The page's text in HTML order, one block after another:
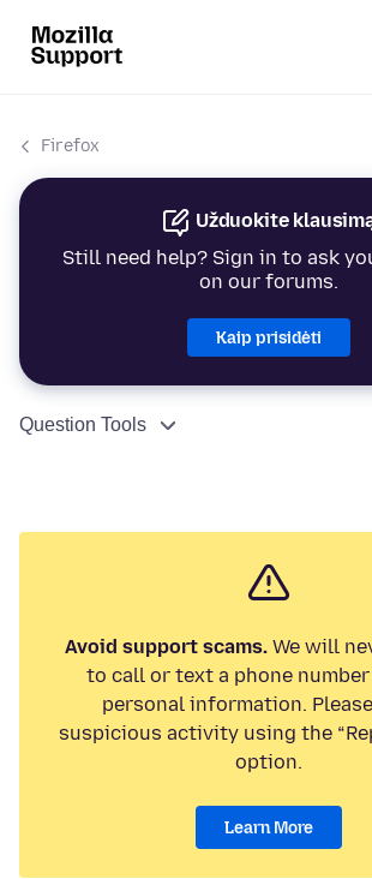
Firefox
Užduokite
Still need help? Sign in to ask
on our forums.
Kaip prisidėti
Question Tools
Avoid support scams.We will
to call or text a phone
personal information.
suspicious activity using the
option.
Learn More